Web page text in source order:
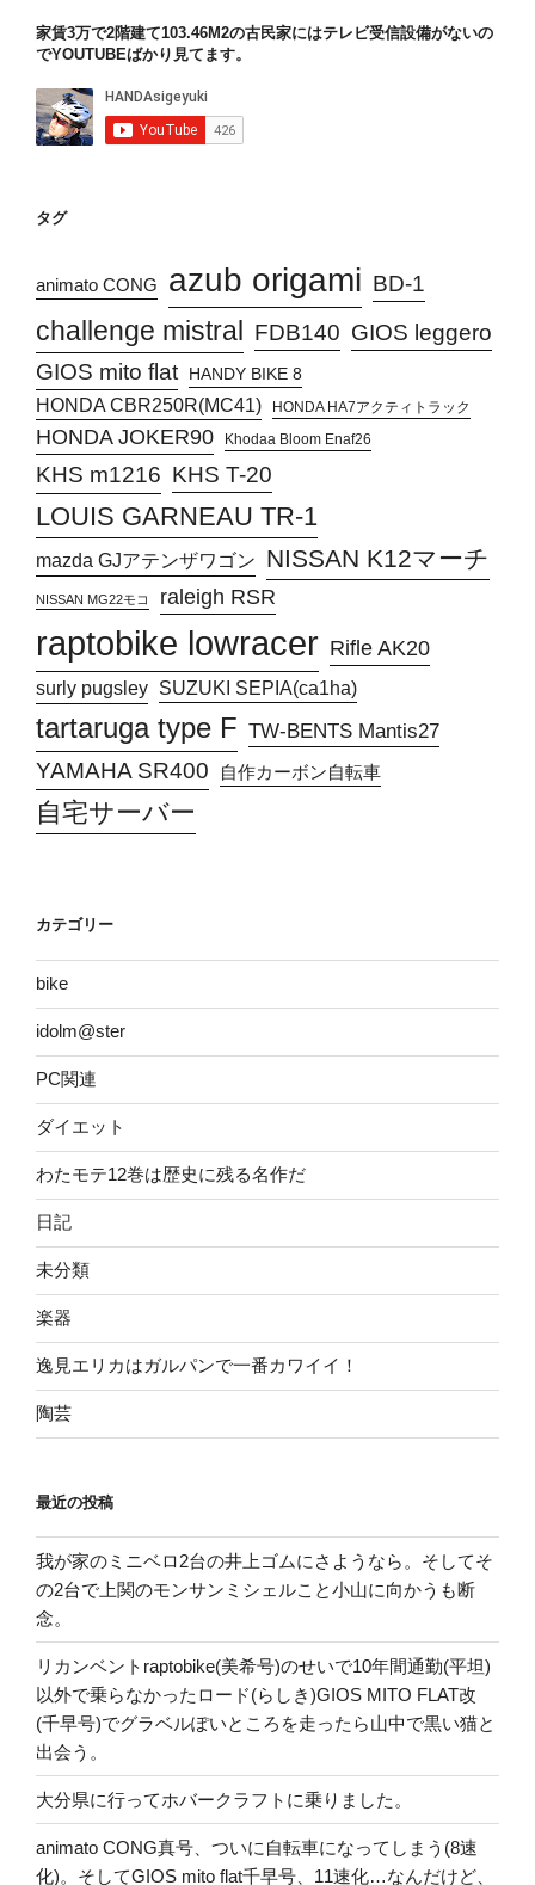
家賃3万で2階建て103.46M2の古民家にはテレビ受信設備がないの
でYOUTUBEばかり見てます。
タグ
animato CONG azub origami BD-1
challenge mistral FDB140 GIOS leggero
GIOS mito flat
HANDY BIKE 8
HONDA CBR250R(MC41) HONDA HA7アクティトラック
HONDA JOKER90 Khodaa Bloom Enaf26
KHS m1216 KHS T-20
LOUIS GARNEAU TR-1
mazda GJアテンザワゴン NISSAN K12マーチ
NISSAN MG22モコ raleigh RSR
raptobike lowracer Rifle AK20
surly pugsley SUZUKI SEPIA(ca1ha)
tartaruga type F TW-BENTS Mantis27
YAMAHA SR400 自作カーボン自転車
自宅サーバー
カテゴリー
bike
idolm@ster
PC関連
ダイエット
わたモテ12巻は歴史に残る名作だ
日記
未分類
楽器
逸見エリカはガルパンで一番カワイイ！
陶芸
最近の投稿
我が家のミニベロ2台の井上ゴムにさようなら。そしてそ
の2台で上関のモンサンミシェルこと小山に向かうも断
念。
リカンベントraptobike(美希号)のせいで10年間通勤(平坦)
以外で乗らなかったロード(らしき)GIOS MITO FLAT改
(千早号)でグラベルぽいところを走ったら山中で黒い猫と
出会う。
大分県に行ってホバークラフトに乗りました。
animato CONG真号、ついに自転車になってしまう(8速
化)。そしてGIOS mito flat千早号、11速化…なんだけど、